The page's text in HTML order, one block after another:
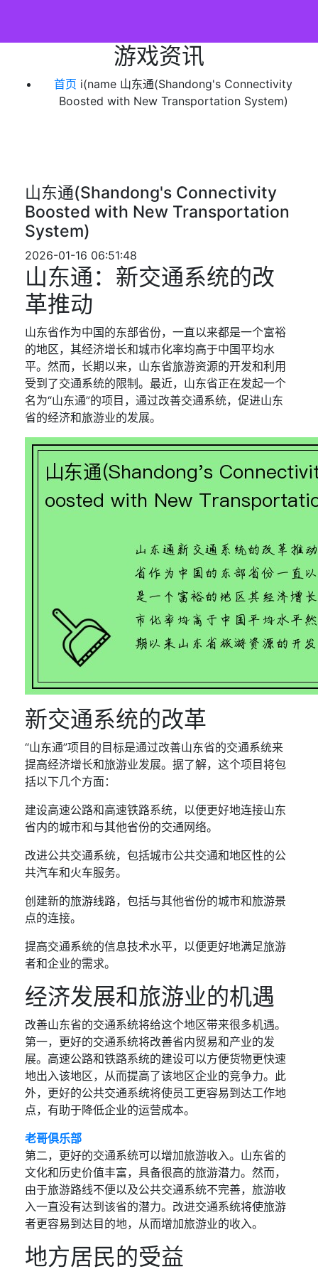
游戏资讯
首页 i(name 山东通(Shandong's Connectivity
Boosted with New Transportation System)
山东通(Shandong's Connectivity
Boosted with New Transportation
System)
2026-01-16 06:51:48
山东通：新交通系统的改
革推动
山东省作为中国的东部省份，一直以来都是一个富裕
的地区，其经济增长和城市化率均高于中国平均水
平。然而，长期以来，山东省旅游资源的开发和利用
受到了交通系统的限制。最近，山东省正在发起一个
名为“山东通”的项目，通过改善交通系统，促进山东
省的经济和旅游业的发展。
新交通系统的改革
“山东通”项目的目标是通过改善山东省的交通系统来
提高经济增长和旅游业发展。据了解，这个项目将包
括以下几个方面：
建设高速公路和高速铁路系统，以便更好地连接山东
省内的城市和与其他省份的交通网络。
改进公共交通系统，包括城市公共交通和地区性的公
共汽车和火车服务。
创建新的旅游线路，包括与其他省份的城市和旅游景
点的连接。
提高交通系统的信息技术水平，以便更好地满足旅游
者和企业的需求。
经济发展和旅游业的机遇
改善山东省的交通系统将给这个地区带来很多机遇。
第一，更好的交通系统将改善省内贸易和产业的发
展。高速公路和铁路系统的建设可以方便货物更快速
地出入该地区，从而提高了该地区企业的竞争力。此
外，更好的公共交通系统将使员工更容易到达工作地
点，有助于降低企业的运营成本。
老哥俱乐部
第二，更好的交通系统可以增加旅游收入。山东省的
文化和历史价值丰富，具备很高的旅游潜力。然而，
由于旅游路线不便以及公共交通系统不完善，旅游收
入一直没有达到该省的潜力。改进交通系统将使旅游
者更容易到达目的地，从而增加旅游业的收入。
地方居民的受益